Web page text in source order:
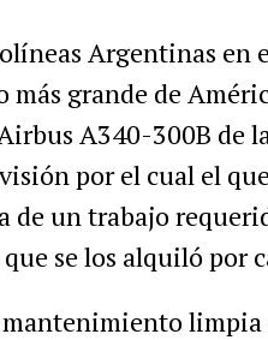
Argentinas en
grande de
A340-300B de
por el cual el
de un trabajo
se los alquiló por